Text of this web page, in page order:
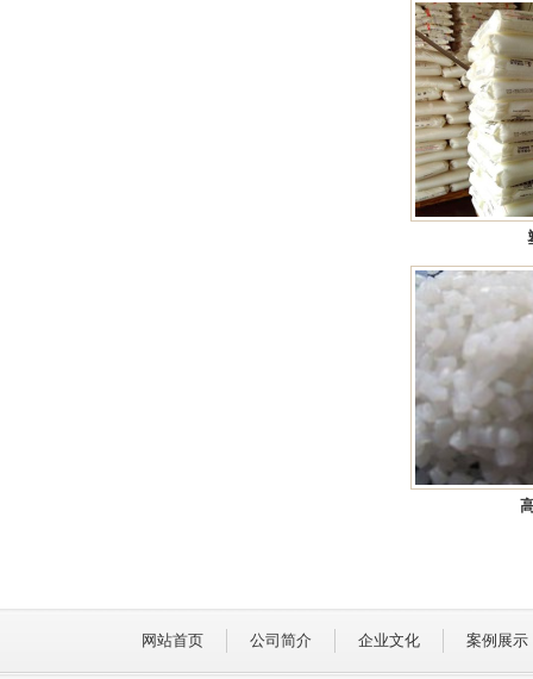
网站首页 公司简介 企业文化 案例展示